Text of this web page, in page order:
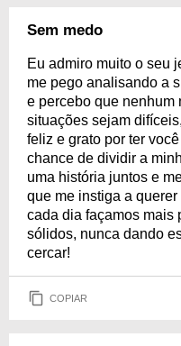
Sem medo
Eu admiro muito o seu
me pego analisando a
e percebo que nenhum
situações sejam
feliz e grato por ter
chance de dividir a
uma história juntos e
que me instiga a
cada dia façamos mais
sólidos, nunca dando
cercar!
COPIAR